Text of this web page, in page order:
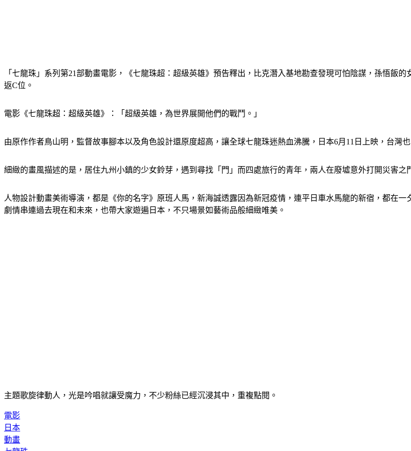
「七龍珠」系列第21部動畫電影，《七龍珠超：超級英雄》預告釋出，比克潛入基地勘查發現可怕陰謀，孫悟飯
返C位。
電影《七龍珠超：超級英雄》：「超級英雄，為世界展開他們的戰鬥。」
由原作作者鳥山明，監督故事腳本以及角色設計還原度超高，讓全球七龍珠迷熱血沸騰，日本6月11日上映，台灣
細緻的畫風描述的是，居住九州小鎮的少女鈴芽，遇到尋找「門」而四處旅行的青年，兩人在廢墟意外打開災害
人物設計動畫美術導演，都是《你的名字》原班人馬，新海誠透露因為新冠疫情，連平日車水馬龍的新宿，都在
劇情串連過去現在和未來，也帶大家遊遍日本，不只場景如藝術品般細緻唯美。
主題歌旋律動人，光是吟唱就讓受魔力，不少粉絲已經沉浸其中，重複點閱。
電影
日本
動畫